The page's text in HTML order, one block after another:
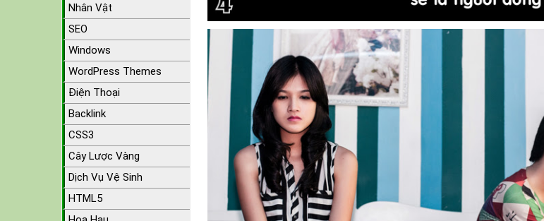
Nhân Vật
SEO
Windows
WordPress Themes
Điện Thoại
Backlink
CSS3
Cây Lược Vàng
Dịch Vụ Vệ Sinh
HTML5